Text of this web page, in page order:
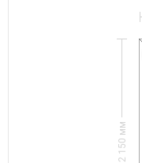
2 150